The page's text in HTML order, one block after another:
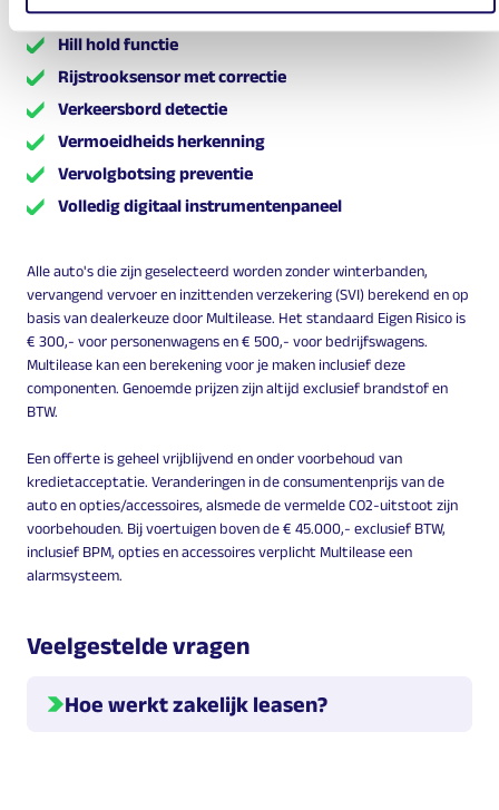
Geluidsisolerend glas
Hill hold functie
Rijstrooksensor met correctie
Verkeersbord detectie
Vermoeidheids herkenning
Vervolgbotsing preventie
Volledig digitaal instrumentenpaneel
Alle auto's die zijn geselecteerd worden zonder winterbanden,
vervangend vervoer en inzittenden verzekering (SVI) berekend en op
basis van dealerkeuze door Multilease. Het standaard Eigen Risico is
€ 300,- voor personenwagens en € 500,- voor bedrijfswagens.
Multilease kan een berekening voor je maken inclusief deze
componenten. Genoemde prijzen zijn altijd exclusief brandstof en
BTW.
Een offerte is geheel vrijblijvend en onder voorbehoud van
kredietacceptatie. Veranderingen in de consumentenprijs van de
auto en opties/accessoires, alsmede de vermelde CO2-uitstoot zijn
voorbehouden. Bij voertuigen boven de € 45.000,- exclusief BTW,
inclusief BPM, opties en accessoires verplicht Multilease een
alarmsysteem.
Veelgestelde vragen
Hoe werkt zakelijk leasen?